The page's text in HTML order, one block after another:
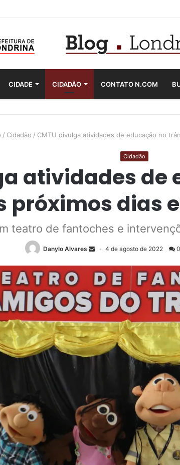
CIDADE CIDADÃO CONTATO N.COM
/ Cidadão / CMTU divulga atividades de educação no
Cidadão
atividades
próximos dias
teatro de fantoches e
Danylo Alvares 4 de agosto de 2022 0